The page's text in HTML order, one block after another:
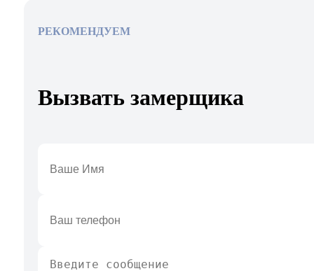
РЕКОМЕНДУЕМ
Вызвать замерщика